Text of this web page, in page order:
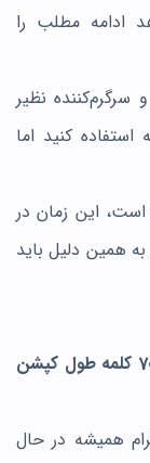
ادامه مطلب را
سرگرم‌کننده نظیر
کنید اما
این زمان در
همین دلیل باید
قانون شماره 2 نوشتن کپشن اینستاگرام : 60-70 کلمه طول کپشن
همیشه در حال